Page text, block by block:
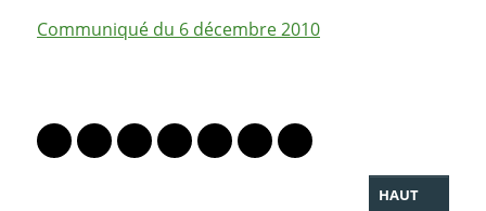
Communiqué du 6 décembre 2010
Lien vers le profil Mastodon
Lien vers le profil Bluesky
Lien vers le profil Instagram
Lien vers le profil Linkedin
Lien vers le profil Facebook
Lien vers le profil Twitter
Partager par WhatsApp
HAUT